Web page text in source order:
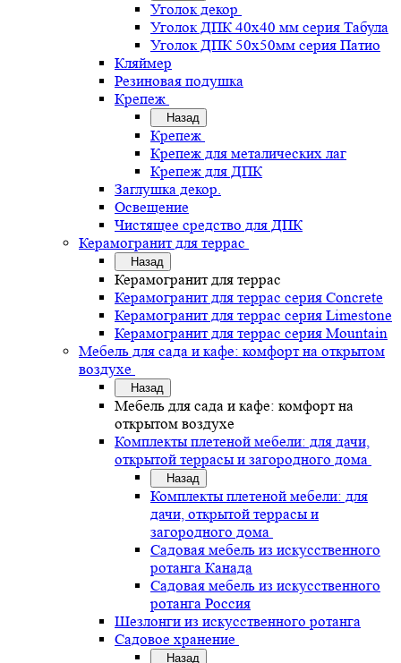
Уголок декор
Уголок ДПК 40х40 мм серия Табула
Уголок ДПК 50х50мм серия Патио
Кляймер
Резиновая подушка
Крепеж
Назад
Крепеж
Крепеж для металических лаг
Крепеж для ДПК
Заглушка декор.
Освещение
Чистящее средство для ДПК
Керамогранит для террас
Назад
Керамогранит для террас
Керамогранит для террас серия Concrete
Керамогранит для террас серия Limestone
Керамогранит для террас серия Mountain
Мебель для сада и кафе: комфорт на открытом
воздухе
Назад
Мебель для сада и кафе: комфорт на
открытом воздухе
Комплекты плетеной мебели: для дачи,
открытой террасы и загородного дома
Назад
Комплекты плетеной мебели: для
дачи, открытой террасы и
загородного дома
Садовая мебель из искусственного
ротанга Канада
Садовая мебель из искусственного
ротанга Россия
Шезлонги из искусственного ротанга
Садовое хранение
Назад